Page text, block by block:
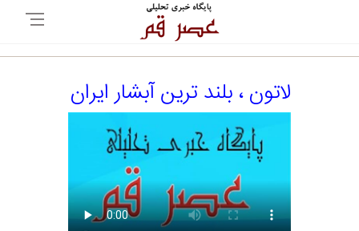
لاتون ، بلند ترین آبشار ایران